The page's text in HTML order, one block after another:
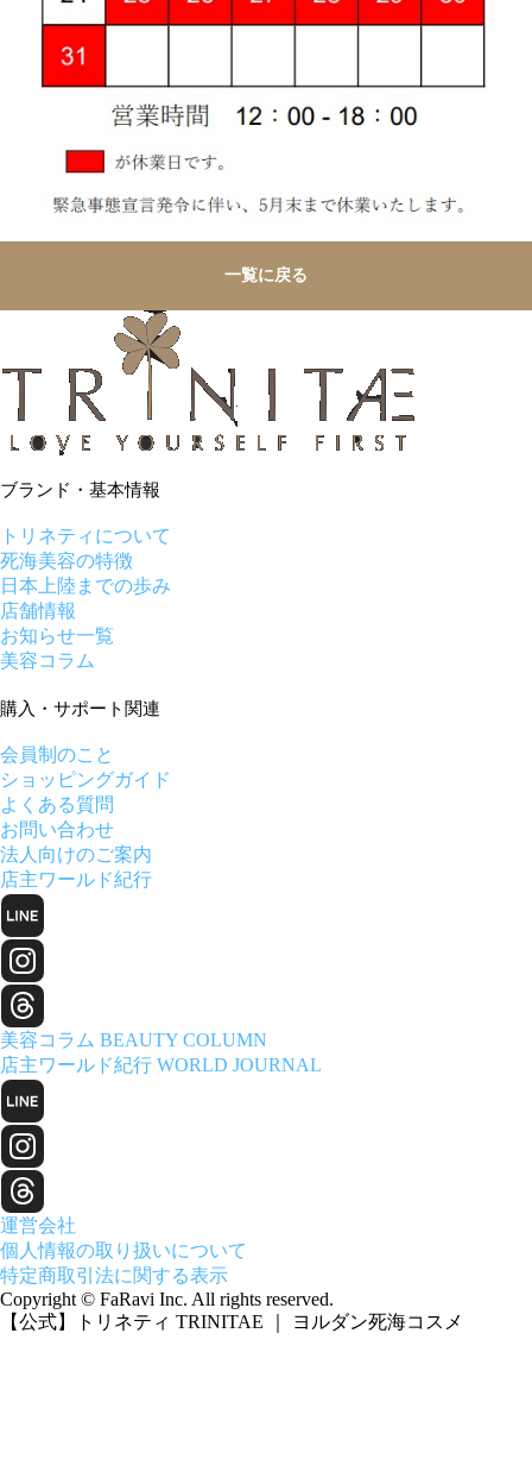
一覧に戻る
ブランド・基本情報
トリネティについて
死海美容の特徴
日本上陸までの歩み
店舗情報
お知らせ一覧
美容コラム
購入・サポート関連
会員制のこと
ショッピングガイド
よくある質問
お問い合わせ
法人向けのご案内
店主ワールド紀行
美容コラム BEAUTY COLUMN
店主ワールド紀行 WORLD JOURNAL
運営会社
個人情報の取り扱いについて
特定商取引法に関する表示
Copyright © FaRavi Inc. All rights reserved.
【公式】トリネティ TRINITAE ｜ ヨルダン死海コスメ